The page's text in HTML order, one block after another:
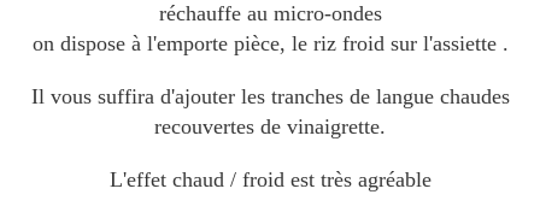
réchauffe au micro-ondes
on dispose à l'emporte pièce, le riz froid sur l'assiette .
Il vous suffira d'ajouter les tranches de langue chaudes
recouvertes de vinaigrette.
L'effet chaud / froid est très agréable